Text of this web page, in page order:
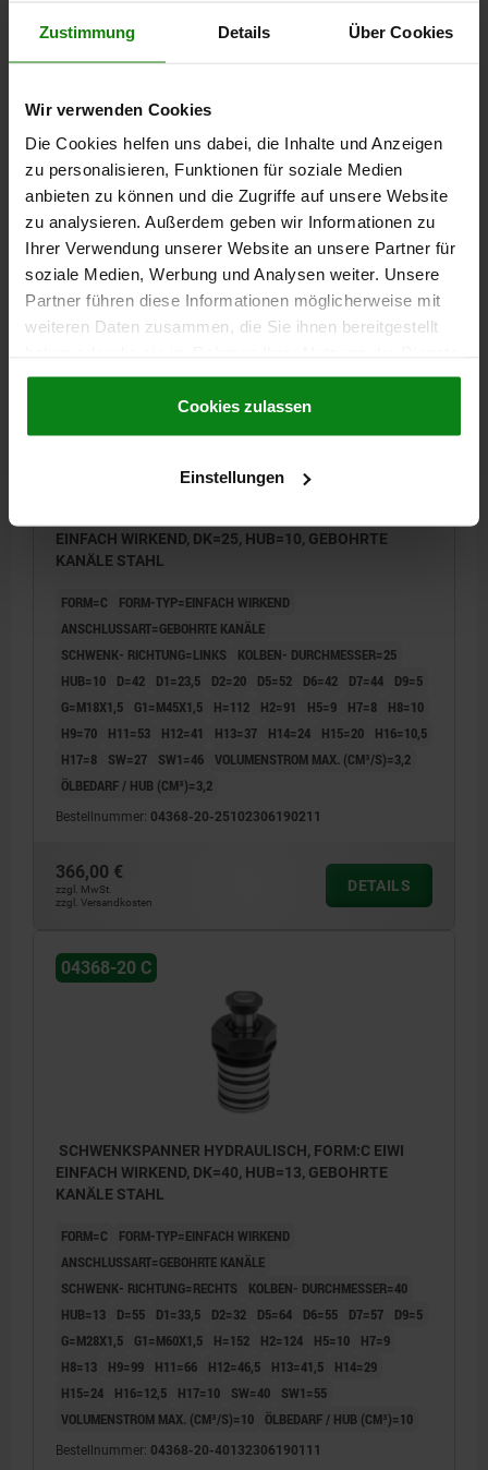
Zustimmung Details Über Cookies
Wir verwenden Cookies
Die Cookies helfen uns dabei, die Inhalte und Anzeigen
zu personalisieren, Funktionen für soziale Medien
anbieten zu können und die Zugriffe auf unsere Website
zu analysieren. Außerdem geben wir Informationen zu
Ihrer Verwendung unserer Website an unsere Partner für
soziale Medien, Werbung und Analysen weiter. Unsere
Partner führen diese Informationen möglicherweise mit
weiteren Daten zusammen, die Sie ihnen bereitgestellt
gesammelt haben.Cookie Richtlinien
Datenschutz|AGB
Cookies zulassen
Einstellungen
KOLBEN- DURCHMESSER=25
D=42
ÖLBEDARF / HUB (CM³)=3,2
04368-20-25102306190111
366,00 €
zzgl. MwSt.
zzgl. Versandkosten
DETAILS
04368-20 C
EINFACH WIRKEND, DK=25, HUB=10, GEBOHRTE
KANÄLE STAHL
FORM=C
FORM-TYP=EINFACH WIRKEND
ANSCHLUSSART=GEBOHRTE KANÄLE
SCHWENK- RICHTUNG=LINKS
KOLBEN- DURCHMESSER=25
HUB=10
D=42 D1=23,5 D2=20 D5=52 D6=42 D7=44
D9=5
G=M18X1,5
G1=M45X1,5 H=112 H2=91 H5=9 H7=8
H8=10
H9=70
H11=53 H12=41 H13=37 H14=24 H15=20
H16=10,5
H17=8
SW=27 SW1=46 VOLUMENSTROM MAX. (CM³/S)=3,2
ÖLBEDARF / HUB (CM³)=3,2
Bestellnummer: 04368-20-25102306190211
366,00 €
zzgl. MwSt.
zzgl. Versandkosten
DETAILS
04368-20 C
SCHWENKSPANNER HYDRAULISCH, FORM:C EIWI
EINFACH WIRKEND, DK=40, HUB=13, GEBOHRTE
KANÄLE STAHL
FORM=C
FORM-TYP=EINFACH WIRKEND
ANSCHLUSSART=GEBOHRTE KANÄLE
SCHWENK- RICHTUNG=RECHTS
KOLBEN- DURCHMESSER=40
HUB=13
D=55 D1=33,5 D2=32 D5=64 D6=55 D7=57
D9=5
G=M28X1,5
G1=M60X1,5 H=152 H2=124 H5=10
H7=9
H8=13
H9=99 H11=66 H12=46,5 H13=41,5
H14=29
H15=24
H16=12,5 H17=10 SW=40
SW1=55
VOLUMENSTROM MAX. (CM³/S)=10
ÖLBEDARF / HUB (CM³)=10
Bestellnummer: 04368-20-40132306190111